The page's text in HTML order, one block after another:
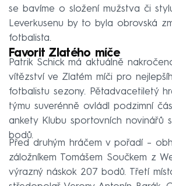
se bavíme o složení mužstva či
Leverkusenu by to byla obrovská
fotbalista.
Favorit Zlatého míče
Patrik Schick má aktuálně
vítězství ve Zlatém míči pro
fotbalistu sezony. Pětadvacetiletý
týmu suverénně ovládl podzimní
ankety Klubu sportovních novinářů
bodů.
Před druhým hráčem v pořadí –
záložníkem Tomášem Součkem z
výrazný náskok 207 bodů. Třetí